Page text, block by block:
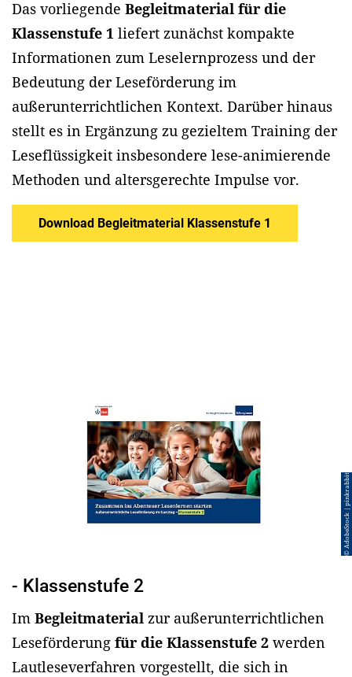
Das vorliegende Begleitmaterial für die
Klassenstufe 1 liefert zunächst kompakte
Informationen zum Leselernprozess und der
Bedeutung der Leseförderung im
außerunterrichtlichen Kontext. Darüber hinaus
stellt es in Ergänzung zu gezieltem Training der
Leseflüssigkeit insbesondere lese-animierende
Methoden und altersgerechte Impulse vor.
Download Begleitmaterial Klassenstufe 1
- Klassenstufe 2
Im Begleitmaterial zur außerunterrichtlichen
Leseförderung für die Klassenstufe 2 werden
Lautleseverfahren vorgestellt, die sich in
© AdobeStock | pinkrabbit